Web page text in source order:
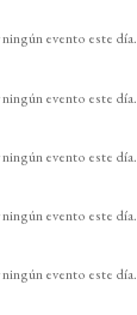
evento este día.
evento este día.
evento este día.
evento este día.
evento este día.